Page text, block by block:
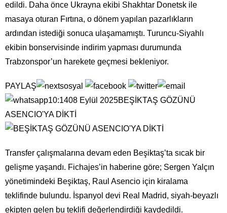
edildi. Daha önce Ukrayna ekibi Shakhtar Donetsk ile
masaya oturan Fırtına, o dönem yapılan pazarlıkların
ardından istediği sonuca ulaşamamıştı. Turuncu-Siyahlı
ekibin bonservisinde indirim yapması durumunda
Trabzonspor’un harekete geçmesi bekleniyor.
PAYLAŞ
10:1408 Eylül 2025BEŞİKTAŞ GÖZÜNÜ
ASENCIO'YA DİKTİ
Transfer çalışmalarına devam eden Beşiktaş’ta sıcak bir
gelişme yaşandı. Fichajes’in haberine göre; Sergen Yalçın
yönetimindeki Beşiktaş, Raul Asencio için kiralama
teklifinde bulundu. İspanyol devi Real Madrid, siyah-beyazlı
ekipten gelen bu teklifi değerlendirdiği kaydedildi.